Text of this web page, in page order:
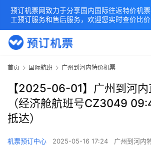
首页 国际航班 广州到河内特价机票
【2025-06-01】广州到河
（经济舱航班号CZ3049
抵达）
机票预订中心 2025-05-16 17:24 广州到河内
预订机票网致力于分享国内国际往返特价机
工预订服务和售后服务，欢迎您实时查价比价